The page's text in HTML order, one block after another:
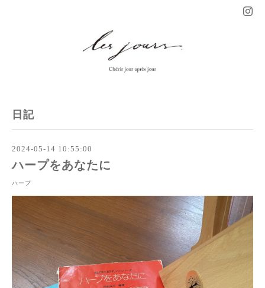
日記
2024-05-14 10:55:00
ハープをあなたに
ハープ